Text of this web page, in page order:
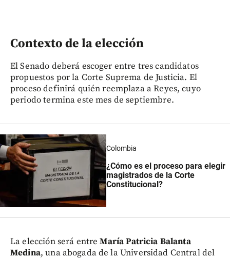
Contexto de la elección
El Senado deberá escoger entre tres candidatos
propuestos por la Corte Suprema de Justicia. El
proceso definirá quién reemplaza a Reyes, cuyo
periodo termina este mes de septiembre.
Colombia
¿Cómo es el proceso para elegir
magistrados de la Corte
Constitucional?
La elección será entreMaría Patricia Balanta
Medina, una abogada de la Universidad Central del